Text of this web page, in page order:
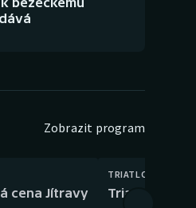
Zobrazit program
cena Jítravy
TRIATLON
Triatlon: